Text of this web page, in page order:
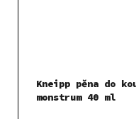
Kneipp pěna do
monstrum 40 ml